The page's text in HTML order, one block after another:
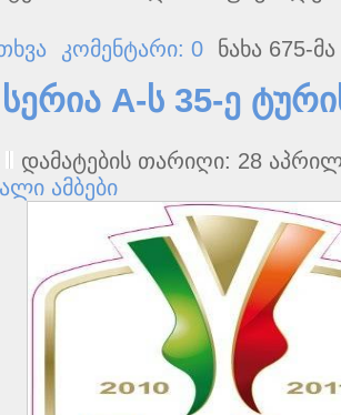
კომენტარი: 0 ნახა 675-
A-ს 35-ე
დამატების თარიღი: 28
ამბები